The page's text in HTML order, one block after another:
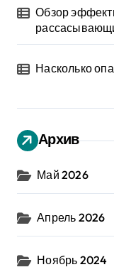
Обзор
Насколько
Архив
Май 2026
Апрель 2026
Ноябрь 2024